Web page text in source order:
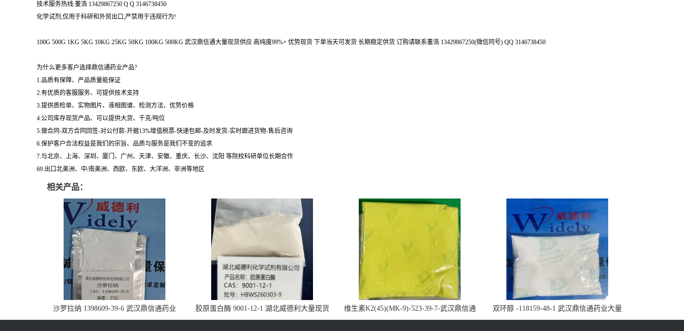
技术服务热线:董浩 13429867250 Q Q 3146738450
化学试剂,仅用于科研和外贸出口,严禁用于违规行为!
100G 500G 1KG 5KG 10KG 25KG 50KG 100KG 500KG 武汉鼎信通大量现货供应 高纯度99%+ 优势现货 下单当天可发货 长期稳定供货 订购请联系董浩 13429867250(微信同号) QQ 3146738450
为什么更多客户选择鼎信通药业产品?
1.品质有保障、产品质量能保证
2.有优质的客服服务、可提供技术支持
3.提供质检单、实物图片、液相图谱、检测方法、优势价格
4.公司库存现货产品、可以提供大货、千克/吨位
5.做合同-双方合同回签-对公付款-开据13%增值税票-快递包邮-及时发货-实时跟进货物-售后咨询
6.保护客户合法权益是我们的宗旨、品质与服务是我们不变的追求
7.与北京、上海、深圳、厦门、广州、天津、安徽、重庆、长沙、沈阳 等院校科研单位长期合作
69.出口北美洲、中/南美洲、西欧、东欧、大洋洲、非洲等地区
相关产品：
沙罗拉纳 1398609-39-6 武汉鼎信通药业
胶原蛋白酶 9001-12-1 湖北威德利大量现货
供应
维生素K2(45)(MK-9)-523-39-7-武汉鼎信通
药业大量现货供应
双环醇 -118159-48-1 武汉鼎信通药业大量
现货供应